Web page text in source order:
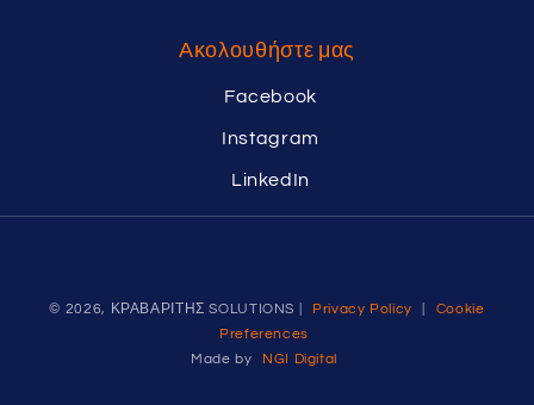
Ακολουθήστε μας
Facebook
Instagram
LinkedIn
© 2026, ΚΡΑΒΑΡΙΤΗΣ SOLUTIONS | Privacy Policy
Cookie
Preferences
Made by
NGI Digital